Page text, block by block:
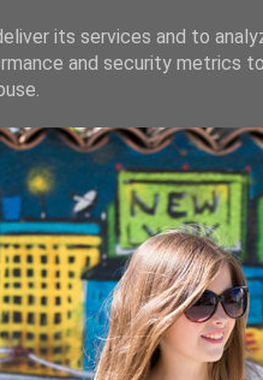
its services and to
and security metrics